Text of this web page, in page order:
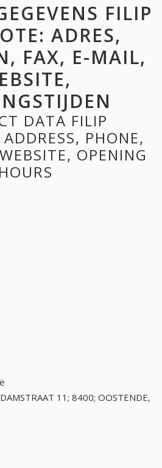
FILIP
ADRES,
FAX, E-MAIL,
DATA FILIP
PHONE,
OPENING
HOURS
11; 8400; OOSTENDE,